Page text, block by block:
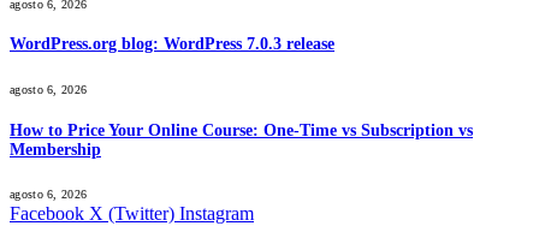
agosto 6, 2026
WordPress.org blog: WordPress 7.0.3 release
agosto 6, 2026
How to Price Your Online Course: One-Time vs Subscription vs
Membership
agosto 6, 2026
Facebook X (Twitter) Instagram